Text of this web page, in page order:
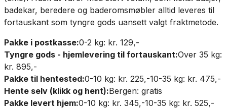
badekar, beredere og baderomsmøbler alltid leveres til
fortauskant som tyngre gods uansett valgt fraktmetode.
Pakke i postkasse:0-2 kg: kr. 129,-
Tyngre gods - hjemlevering til fortauskant:Over 35 kg:
kr. 895,-
Pakke til hentested:0-10 kg: kr. 225,-10-35 kg: kr. 475,-
Hente selv (klikk og hent):Bergen: gratis
Pakke levert hjem:0-10 kg: kr. 345,-10-35 kg: kr. 525,-